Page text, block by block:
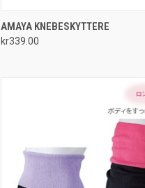
QUICK VIEW
Compare
AMAYA KNEBESKYTTERE
kr339.00